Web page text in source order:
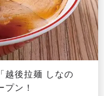
越後拉麺 しなの
ン！